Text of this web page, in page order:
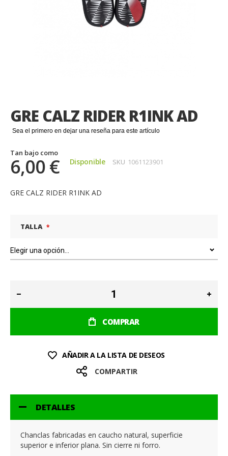
GRE CALZ RIDER R1INK AD
Sea el primero en dejar una reseña para este artículo
Tan bajo como
6,00 € Disponible SKU 1061123901
GRE CALZ RIDER R1INK AD
TALLA
COMPRAR
AÑADIR A LA LISTA DE DESEOS
COMPARTIR
de
la
galería
imágenes
DETALLES
Chanclas fabricadas en caucho natural, superficie
superior e inferior plana. Sin cierre ni forro.